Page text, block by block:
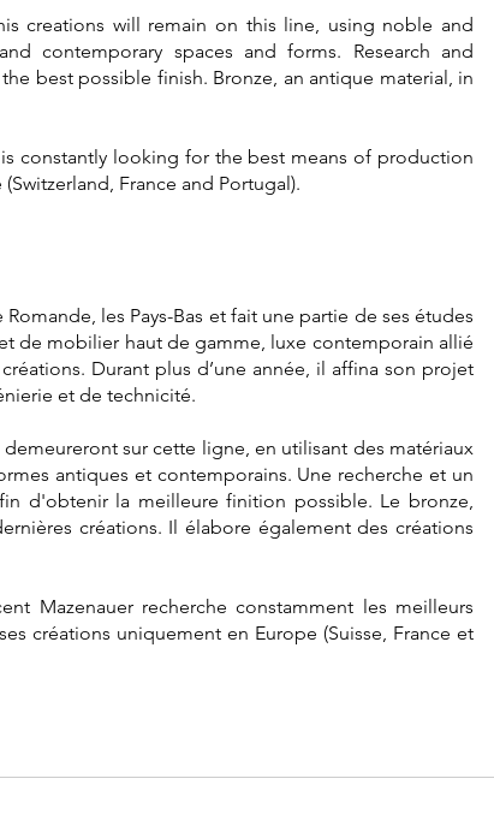
creations will remain on this line, using noble and
contemporary spaces and forms. Research and
best possible finish. Bronze, an antique material, in
constantly looking for the best means of production
France and Portugal).
les Pays-Bas et fait une partie de ses études
de mobilier haut de gamme, luxe contemporain allié
Durant plus d’une année, il affina son projet
et de technicité.
sur cette ligne, en utilisant des matériaux
antiques et contemporains. Une recherche et un
d'obtenir la meilleure finition possible. Le bronze,
créations. Il élabore également des créations
Mazenauer recherche constamment les meilleurs
créations uniquement en Europe (Suisse, France et